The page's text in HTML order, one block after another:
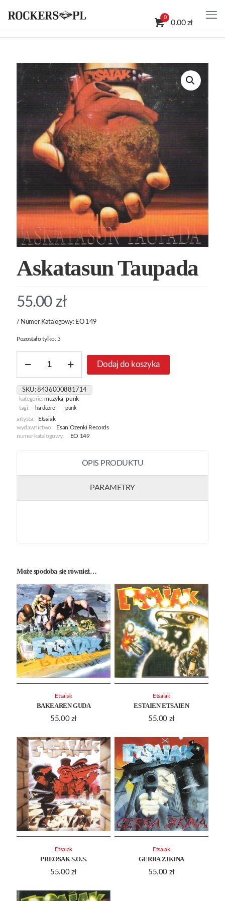
0
0.00 zł
Askatasun Taupada
55.00 zł
/ Numer Katalogowy: EO 149
Pozostało tylko: 3
Askatasun
Dodaj do koszyka
SKU:8436000881714
kategorie:muzyka,punk
tagi:
hardcore punk
artysta:
Etsaiak
wydawnictwo:
Esan Ozenki Records
numer katalogowy:
EO 149
OPIS PRODUKTU
PARAMETRY
Może spodoba się również…
BAKEAREN GUDA
55.00 zł
Etsaiak
ESTAIEN ETSAIEN
55.00 zł
Etsaiak
PREOSAK S.O.S.
55.00 zł
Etsaiak
GERRA ZIKINA
55.00 zł
Etsaiak